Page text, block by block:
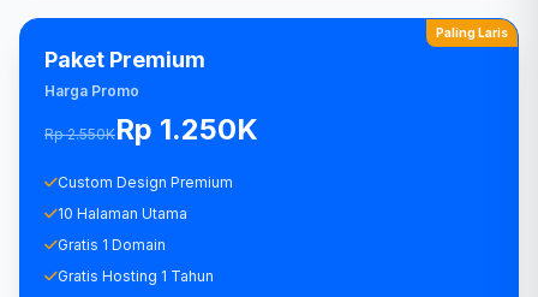
Paling Laris
Paket Premium
Harga Promo
Rp 2.550KRp 1.250K
Custom Design Premium
10 Halaman Utama
Gratis 1 Domain
Gratis Hosting 1 Tahun